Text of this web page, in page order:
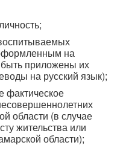
на
приложены их
на русский язык);
фактическое
области (в случае
жительства или
области);